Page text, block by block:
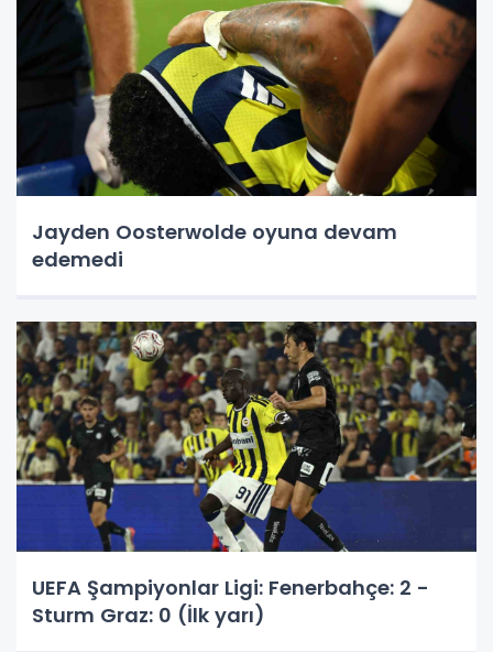
Jayden Oosterwolde oyuna devam
edemedi
UEFA Şampiyonlar Ligi: Fenerbahçe: 2 -
Sturm Graz: 0 (İlk yarı)